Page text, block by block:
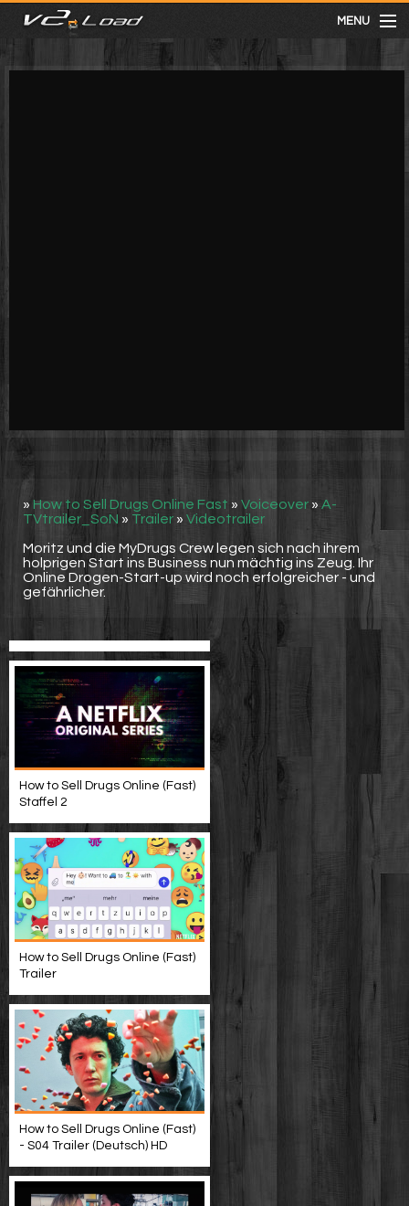
MENU
meist gesehen
» How to Sell Drugs Online Fast » Voiceover » A-
TVtrailer_SoN » Trailer » Videotrailer
Moritz und die MyDrugs Crew legen sich nach ihrem
holprigen Start ins Business nun mächtig ins Zeug. Ihr
Online Drogen-Start-up wird noch erfolgreicher - und
gefährlicher.
How to Sell Drugs Online (Fast)
Staffel 2
How to Sell Drugs Online (Fast)
Trailer
How to Sell Drugs Online (Fast)
- S04 Trailer (Deutsch) HD